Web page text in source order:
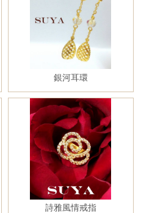
銀河耳環
詩雅風情戒指